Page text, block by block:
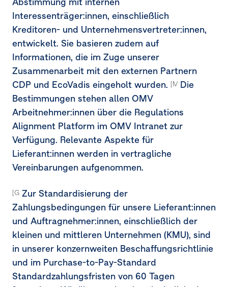
Interessenträger:innen, einschließlich
Kreditoren- und Unternehmensvertreter:innen,
entwickelt. Sie basieren zudem auf
Informationen, die im Zuge unserer
Zusammenarbeit mit den externen Partnern
CDP und EcoVadis eingeholt wurden. [MDR-P-65f]
Die
Bestimmungen stehen allen OMV
Arbeitnehmer:innen über die Regulations
Alignment Platform im OMV Intranet zur
Verfügung. Relevante Aspekte für
Lieferant:innen werden in vertragliche
Vereinbarungen aufgenommen.
[G1-2.14] [G1-6.31]
Zur Standardisierung der
Zahlungsbedingungen für unsere Lieferant:innen
und Auftragnehmer:innen, einschließlich der
kleinen und mittleren Unternehmen (KMU), sind
in unserer konzernweiten Beschaffungsrichtlinie
und im Purchase-to-Pay-Standard
Standardzahlungsfristen von 60 Tagen